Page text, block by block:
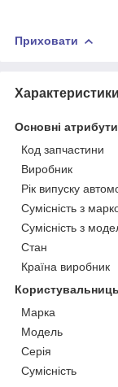
Приховати
Характеристики
Основні атрибути
Код запчастини
Виробник
Рік випуску
Сумісність з
Сумісність з
Стан
Країна виробник
Марка
Мoдель
Серія
Сумісність